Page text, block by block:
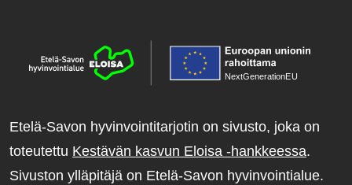
NextGenerationEU
Etelä-Savon hyvinvointitarjotin on sivusto, joka on
toteutettu Kestävän kasvun Eloisa -hankkeessa.
Sivuston ylläpitäjä on Etelä-Savon hyvinvointialue.